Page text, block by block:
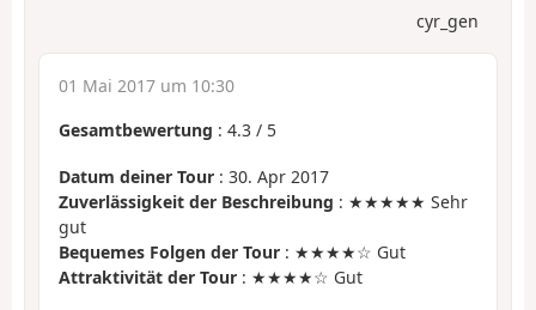
cyr_gen
01 Mai 2017 um 10:30
Gesamtbewertung : 4.3 / 5
Datum deiner Tour : 30. Apr 2017
Zuverlässigkeit der Beschreibung : ★★★★★ Sehr
gut
Bequemes Folgen der Tour : ★★★★☆ Gut
Attraktivität der Tour : ★★★★☆ Gut